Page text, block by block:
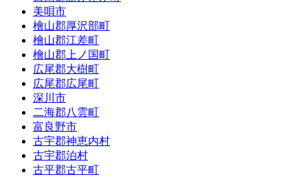
美唄市
檜山郡厚沢部町
檜山郡江差町
檜山郡上ノ国町
広尾郡大樹町
広尾郡広尾町
深川市
二海郡八雲町
富良野市
古宇郡神恵内村
古宇郡泊村
古平郡古平町